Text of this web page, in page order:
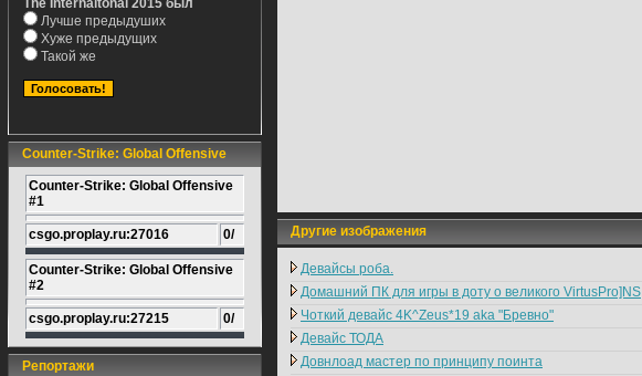
The Internaitonal 2015 был
Лучше предыдуших
Хуже предыдущих
Такой же
Counter-Strike: Global Offensive
Counter-Strike: Global Offensive
#1
csgo.proplay.ru:27016 0/
Counter-Strike: Global Offensive
#2
csgo.proplay.ru:27215 0/
Репортажи
Другие изображения
Девайсы роба.
Домашний ПК для игры в доту о великого VirtusPro]NS
Чоткий девайс 4K^Zeus*19 aka "Бревно"
Девайс ТОДА
Довнлоад мастер по принципу поинта